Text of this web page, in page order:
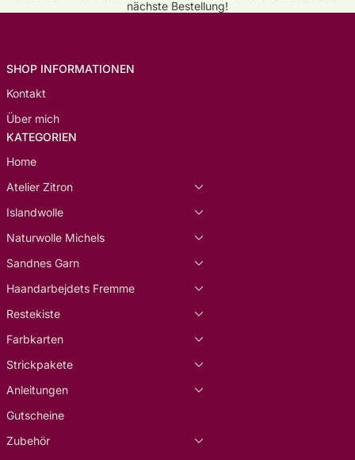
nächste Bestellung!
SHOP INFORMATIONEN
Kontakt
Über mich
KATEGORIEN
Home
Atelier Zitron
Islandwolle
Naturwolle Michels
Sandnes Garn
Haandarbejdets Fremme
Restekiste
Farbkarten
Strickpakete
Anleitungen
Gutscheine
Zubehör